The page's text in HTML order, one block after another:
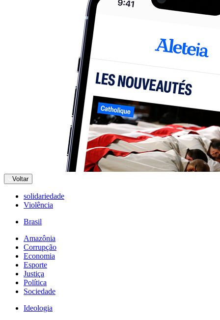
Voltar
solidariedade
Violência
Brasil
Amazônia
Corrupção
Economia
Esporte
Justiça
Política
Sociedade
Ideologia